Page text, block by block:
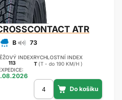
ATR
B 73
INDEX
113
RYCHLOSTNÍ INDEX
T (T - do 190 KM/H )